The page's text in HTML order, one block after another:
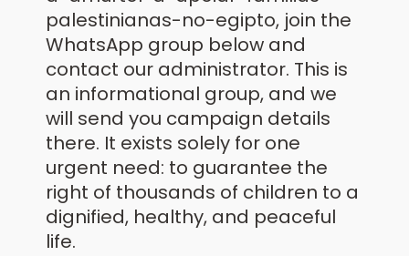
palestinianas-no-egipto, join the
WhatsApp group below and
contact our administrator. This is
an informational group, and we
will send you campaign details
there. It exists solely for one
urgent need: to guarantee the
right of thousands of children to a
dignified, healthy, and peaceful
life.